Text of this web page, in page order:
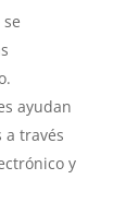
ayudan
a través
y